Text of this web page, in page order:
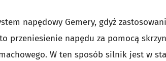
napędowy Gemery, gdyż
przeniesienie napędu za pomocą
W ten sposób silnik jest w